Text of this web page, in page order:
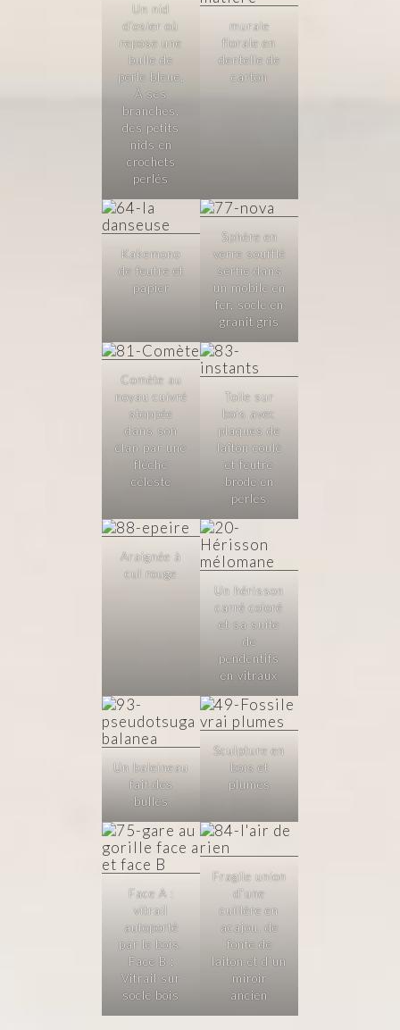
Un nid
d’osier où
repose une
bulle de
perle bleue,
À ses
branches,
des petits
nids en
crochets
perlés
murale
florale en
dentelle de
carton
Kakemono
de feutre et
papier
Sphère en
verre soufflé
sertie dans
un mobile en
fer, socle en
granit gris
Comète au
noyau cuivré
stoppée
dans son
élan par une
flèche
céleste
Toile sur
bois avec
plaques de
laiton coulé
et feutre
brodé en
perles
Araignée à
cul rouge
Un hérisson
carré coloré
et sa suite
de
pendentifs
en vitraux
Un baleineau
fait des
bulles
Sculpture en
bois et
plumes
Face A :
vitrail
autoporté
par le bois.
Face B :
Vitrail sur
socle bois
Fragile union
d’une
cuillère en
acajou, de
fonte de
laiton et d’un
miroir
ancien